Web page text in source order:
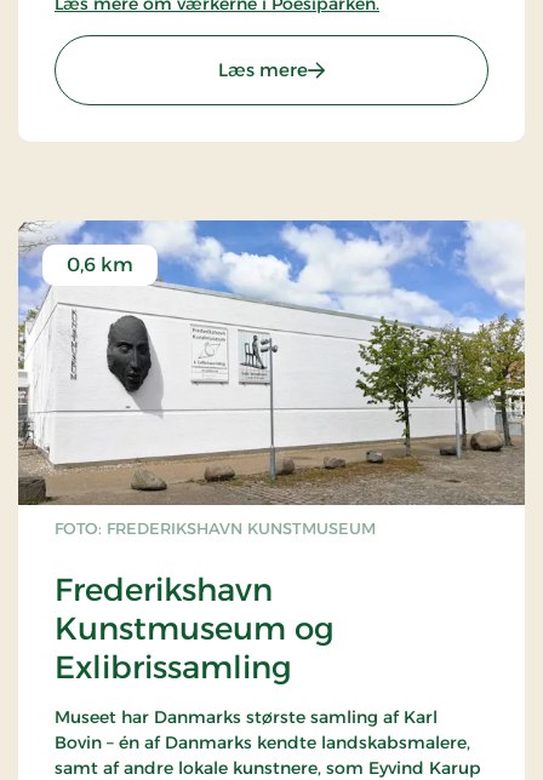
Læs mere: Poesiparken i
FOTO: FREDERIKSHAVN KUNSTMUSEUM
Frederikshavn
Kunstmuseum og
Exlibrissamling
0,6 km
Museet har Danmarks største samling af Karl
Bovin – én af Danmarks kendte landskabsmalere,
samt af andre lokale kunstnere, som Eyvind Karup